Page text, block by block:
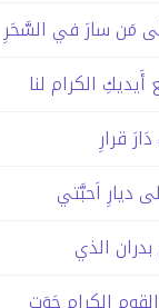
مَن سارَ في السَّحَرِ
الكرام لنا
قرارِ
ديارِ اَحبَّتي
الذي